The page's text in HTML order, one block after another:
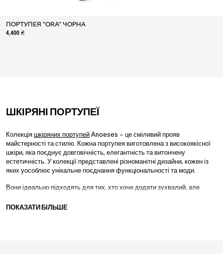
ПОРТУПЕЯ "ORA" ЧОРНА
4,400 ₴
ШКІРЯНІ ПОРТУПЕЇ
Колекція шкіряних портупей Anoeses – це сміливий прояв
майстерності та стилю. Кожна портупея виготовлена з високоякісної
шкіри, яка поєднує довговічність, елегантність та витончену
естетичність. У колекції представлені різноманітні дизайни, кожен із
яких уособлює унікальне поєднання функціональності та моди.
Вони ідеально підходять для тих, хто хоче додати зухвалий, але
простоаксесуари; це вираз особистого стилю та впевненості. Завдяки
ПОКАЗАТИ БІЛЬШЕ